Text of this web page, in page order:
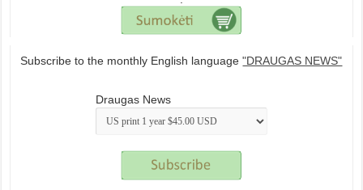
Subscribe to the monthly English language"DRAUGAS NEWS"
Draugas News